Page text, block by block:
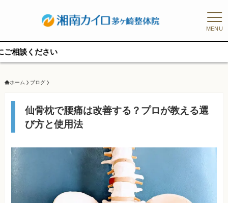
MENU
ホーム ブログ
仙骨枕で腰痛は改善する？プロが教える選
び方と使用法